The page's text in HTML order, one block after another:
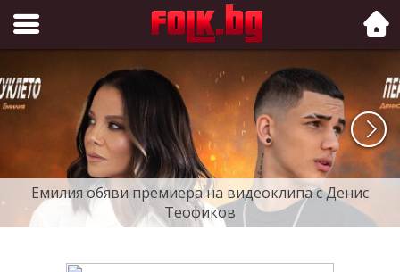
Folk.bg
Емилия обяви премиера на видеоклипа с Денис
Теофиков